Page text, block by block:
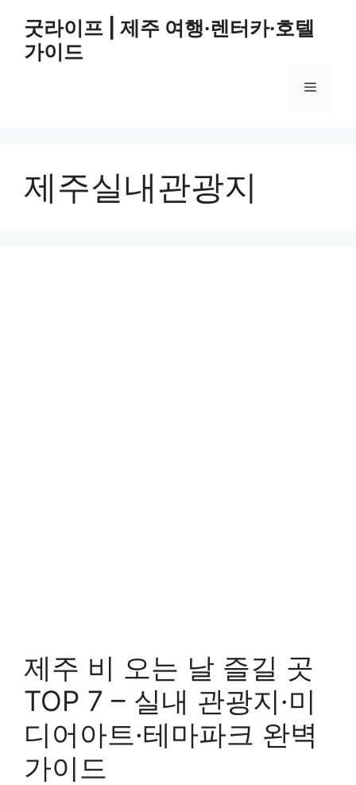
굿라이프 | 제주 여행·렌터카·호텔
가이드
메
제주실내관광지
제주 비 오는 날 즐길 곳
TOP 7 – 실내 관광지·미
디어아트·테마파크 완벽
가이드